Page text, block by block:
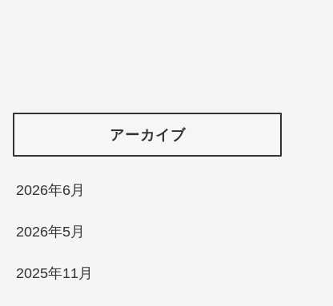
アーカイブ
2026年6月
2026年5月
2025年11月